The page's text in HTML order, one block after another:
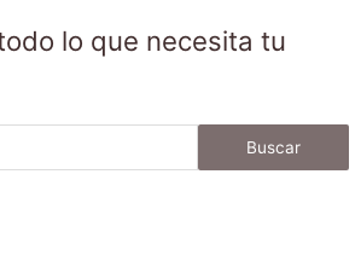
lo que necesita tu
Buscar